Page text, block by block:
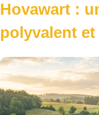
Hovawart :
polyvalent